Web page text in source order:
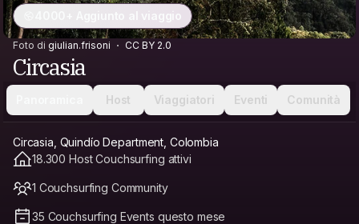
4000+ Aggiunto al viaggio
Foto di giulian.frisoni CC BY 2.0
Circasia
Host Viaggiatori Eventi Comunità
Circasia, Quindío Department, Colombia
18.300 Host Couchsurfing attivi
1 Couchsurfing Community
35 Couchsurfing Events questo mese